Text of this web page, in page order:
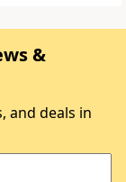
&
and deals in